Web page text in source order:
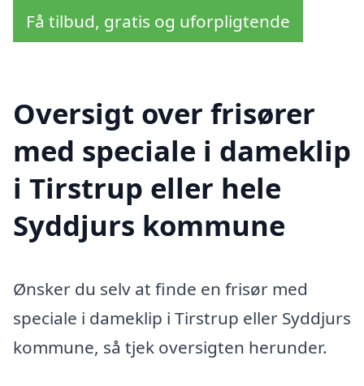
Få tilbud, gratis og uforpligtende
Oversigt over frisører
med speciale i dameklip
i Tirstrup eller hele
Syddjurs kommune
Ønsker du selv at finde en frisør med
speciale i dameklip i Tirstrup eller Syddjurs
kommune, så tjek oversigten herunder.